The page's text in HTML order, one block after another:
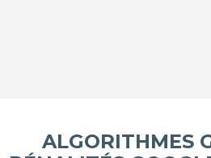
ALGORITHMES